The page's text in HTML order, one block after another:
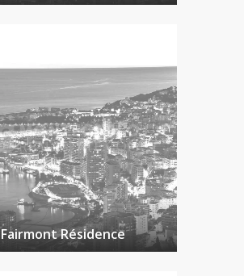
Fairmont Résidence